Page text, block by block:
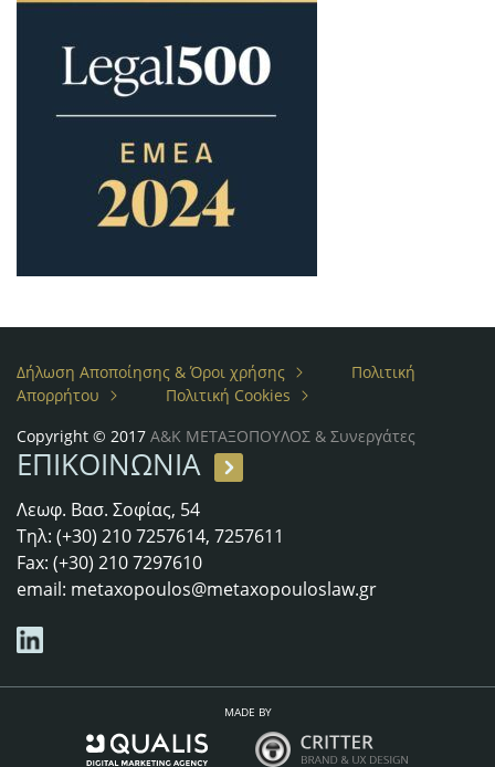
Δήλωση Αποποίησης & Όροι χρήσης
Πολιτική
Απορρήτου
Πολιτική Cookies
Copyright © 2017 Α&Κ ΜΕΤΑΞΟΠΟΥΛΟΣ & Συνεργάτες
ΕΠΙΚΟΙΝΩΝΙΑ
Λεωφ. Βασ. Σοφίας, 54
Τηλ: (+30) 210 7257614, 7257611
Fax: (+30) 210 7297610
email: metaxopoulos@metaxopouloslaw.gr
MADE BY